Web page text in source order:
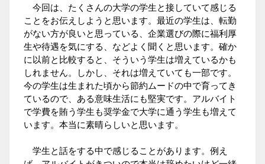
今回は、たくさんの大学の学生と接していて感じる
ことをお伝えしようと思います。最近の学生は、転勤
がない方が良いと思っている、企業選びの際に福利厚
生や待遇を気にする、などよく聞くと思います。確か
に以前と比較すると、そういう学生は増えているかも
しれません。しかし、それは増えていても一部です。
今の学生は生まれた頃から節約ムードの中で育ってき
ているので、ある意味生活にも堅実です。アルバイト
で学費を賄う学生も奨学金で大学に通う学生も増えて
います。本当に素晴らしいと思います。
学生と話をする中で感じることがあります。例え